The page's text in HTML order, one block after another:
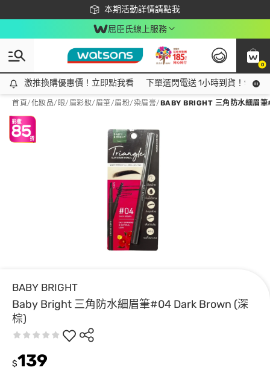
本期活動詳情請點我
下載app最高回饋$350
屈臣氏線上服務
0
激推換購優惠價！立即點我看
激推換購優惠價！立即點我看 下單選閃電送 1小時到貨！領神
首頁/化妝品/ 眼/眉彩妝/眉筆/眉粉/染眉膏/BABY BRIGHT 三角防水細眉
BABY BRIGHT
Baby Bright 三角防水細眉筆#04 Dark Brown (深
棕)
$139